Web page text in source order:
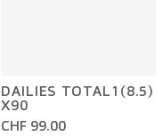
DAILIES TOTAL1(8.5)
X90
CHF 99.00